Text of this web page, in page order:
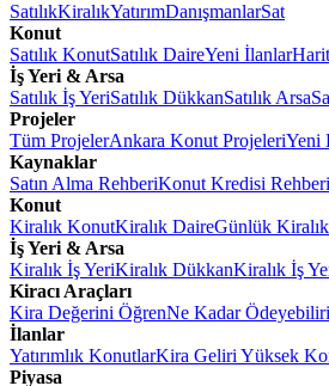
SatılıkKiralıkYatırımDanışmanlarSat
Konut
Satılık KonutSatılık DaireYeni İlanlar
İş Yeri & Arsa
Satılık İş YeriSatılık DükkanSatılık Arsa
Projeler
Tüm ProjelerAnkara Konut ProjeleriYeni
Kaynaklar
Satın Alma RehberiKonut Kredisi Rehberi
Konut
Kiralık KonutKiralık DaireGünlük
İş Yeri & Arsa
Kiralık İş YeriKiralık DükkanKiralık İş
Kiracı Araçları
Kira Değerini ÖğrenNe Kadar
İlanlar
Yatırımlık KonutlarKira Geliri Yüksek
Piyasa